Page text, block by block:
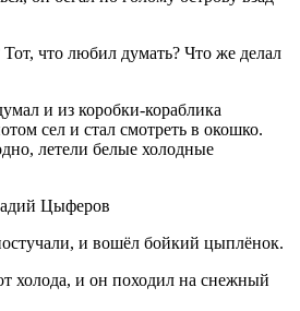
что любил думать? Что же делал
и из коробки-кораблика
сел и стал смотреть в окошко.
летели белые холодные
и вошёл бойкий цыплёнок.
холода, и он походил на снежный